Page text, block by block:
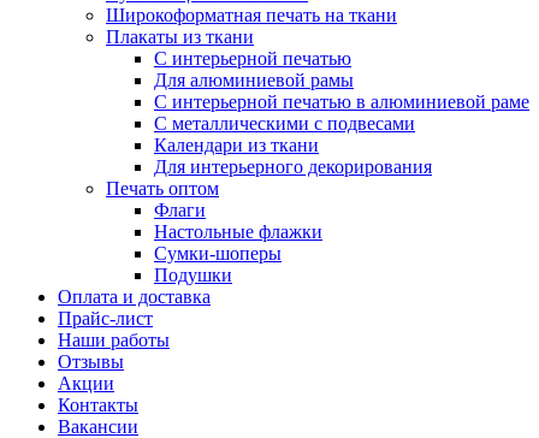
Широкоформатная печать на ткани
Плакаты из ткани
С интерьерной печатью
Для алюминиевой рамы
С интерьерной печатью в алюминиевой раме
С металлическими с подвесами
Календари из ткани
Для интерьерного декорирования
Печать оптом
Флаги
Настольные флажки
Сумки-шоперы
Подушки
Оплата и доставка
Прайс-лист
Наши работы
Отзывы
Акции
Контакты
Вакансии